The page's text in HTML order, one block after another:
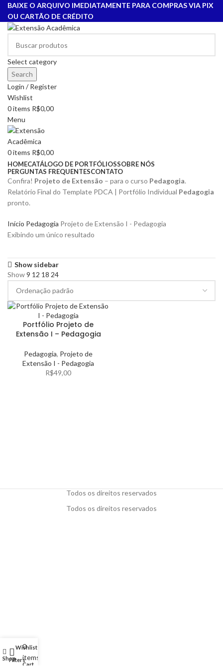
BAIXE O ARQUIVO IMEDIATAMENTE PARA COMPRAS VIA PIX
OU CARTÃO DE CRÉDITO
Select category
Search
Login / Register
Wishlist
0items R$0,00
Menu
0items R$0,00
HOMECATÁLOGO DE PORTFÓLIOSSOBRE NÓS
PERGUNTAS FREQUENTESCONTATO
Confira! Projeto de Extensão – para o curso Pedagogia.
Relatório Final do Template PDCA | Portfólio Individual Pedagogia
pronto.
Início Pedagogia Projeto de Extensão I - Pedagogia
Exibindo um único resultado
Show sidebar
Show9 12 18 24
Portfólio Projeto de
Extensão I – Pedagogia
Pedagogia, Projeto de
Extensão I - Pedagogia
R$49,00
Todos os direitos reservados
Todos os direitos reservados
ShopFilters
Wishlist
0
items
Cart